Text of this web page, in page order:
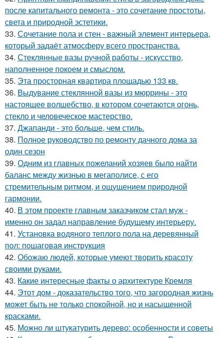
после капитального ремонта - это сочетание простоты,
света и природной эстетики.
33. Сочетание пола и стен - важный элемент интерьера,
который задаёт атмосферу всего пространства.
34. Стеклянные вазы ручной работы - искусство,
наполненное покоем и смыслом.
35. Эта просторная квартира площадью 133 кв.
36. Выдувание стеклянной вазы из мюррины - это
настоящее волшебство, в котором сочетаются огонь,
стекло и человеческое мастерство.
37. Джапанди - это больше, чем стиль.
38. Полное руководство по ремонту дачного дома за
один сезон
39. Одним из главных пожеланий хозяев было найти
баланс между жизнью в мегаполисе, с его
стремительным ритмом, и ощущением природной
гармонии.
40. В этом проекте главным заказчиком стал муж -
именно он задал направление будущему интерьеру.
41. Установка водяного теплого пола на деревянный
пол: пошаговая инструкция
42. Обожаю людей, которые умеют творить красоту
своими руками.
43. Какие интересные факты о архитектуре Кремля
44. Этот дом - доказательство того, что загородная жизнь
может быть не только спокойной, но и насыщенной
красками.
45. Можно ли штукатурить дерево: особенности и советы